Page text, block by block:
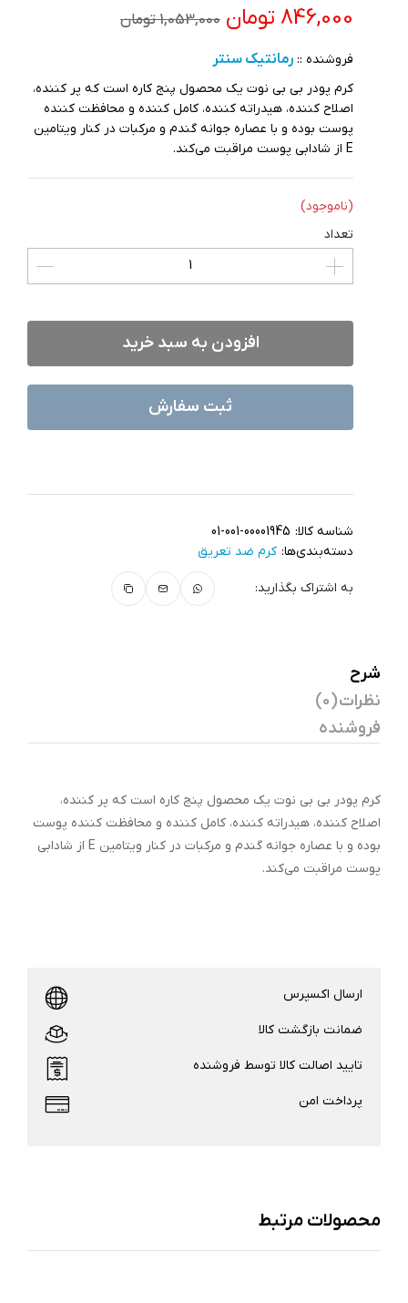
846,000 تومان
1,053,000 تومان
فروشنده :: رمانتیک سنتر
کرم پودر بی بی نوت یک محصول پنج کاره است که پر کننده،
اصلاح کننده، هیدراته کننده، کامل کننده و محافظت کننده
پوست بوده و با عصاره جوانه گندم و مرکبات در کنار ویتامین
E از شادابی پوست مراقبت می‌کند.
(ناموجود)
تعداد
افزودن به سبد خرید
ثبت سفارش
شناسه کالا: 01-001-00001945
دسته‌بندی‌ها: کرم ضد تعریق
به اشتراک بگذارید:
شرح
نظرات (0)
فروشنده
کرم پودر بی بی نوت یک محصول پنج کاره است که پر کننده،
اصلاح کننده، هیدراته کننده، کامل کننده و محافظت کننده پوست
بوده و با عصاره جوانه گندم و مرکبات در کنار ویتامین E از شادابی
پوست مراقبت می‌کند.
ارسال اکسپرس
ضمانت بازگشت کالا
تایید اصالت کالا توسط فروشنده
پرداخت امن
محصولات مرتبط